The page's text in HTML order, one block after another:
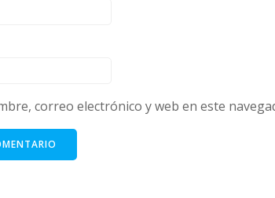
correo electrónico y web en este